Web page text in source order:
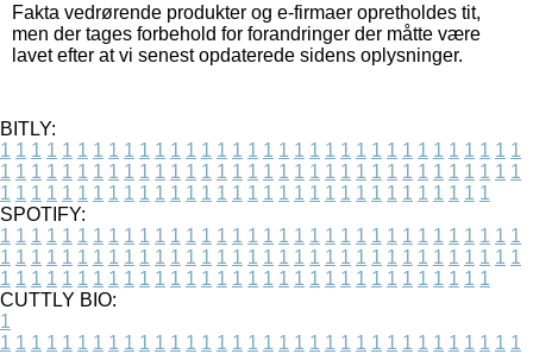
Fakta vedrørende produkter og e-firmaer opretholdes tit,
men der tages forbehold for forandringer der måtte være
lavet efter at vi senest opdaterede sidens oplysninger.
BITLY:
1 1 1 1 1 1 1 1 1 1 1 1 1 1 1 1 1 1 1 1 1 1 1 1 1 1 1 1 1 1 1 1 1 1
1 1 1 1 1 1 1 1 1 1 1 1 1 1 1 1 1 1 1 1 1 1 1 1 1 1 1 1 1 1 1 1 1 1
1 1 1 1 1 1 1 1 1 1 1 1 1 1 1 1 1 1 1 1 1 1 1 1 1 1 1 1 1 1 1 1
SPOTIFY:
1 1 1 1 1 1 1 1 1 1 1 1 1 1 1 1 1 1 1 1 1 1 1 1 1 1 1 1 1 1 1 1 1 1
1 1 1 1 1 1 1 1 1 1 1 1 1 1 1 1 1 1 1 1 1 1 1 1 1 1 1 1 1 1 1 1 1 1
1 1 1 1 1 1 1 1 1 1 1 1 1 1 1 1 1 1 1 1 1 1 1 1 1 1 1 1 1 1 1 1
CUTTLY BIO:
1
1 1 1 1 1 1 1 1 1 1 1 1 1 1 1 1 1 1 1 1 1 1 1 1 1 1 1 1 1 1 1 1 1 1